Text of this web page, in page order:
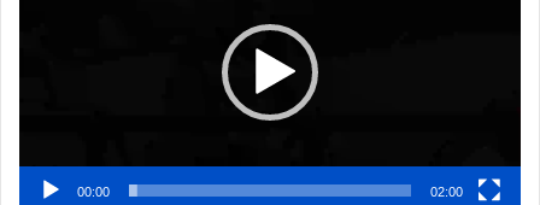
00:00 02:00